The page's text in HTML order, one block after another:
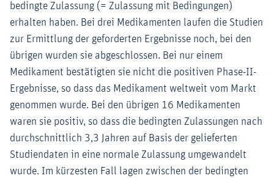
bedingte Zulassung (= Zulassung mit Bedingungen)
erhalten haben. Bei drei Medikamenten laufen die Studien
zur Ermittlung der geforderten Ergebnisse noch, bei den
übrigen wurden sie abgeschlossen. Bei nur einem
Medikament bestätigten sie nicht die positiven Phase-II-
Ergebnisse, so dass das Medikament weltweit vom Markt
genommen wurde. Bei den übrigen 16 Medikamenten
waren sie positiv, so dass die bedingten Zulassungen nach
durchschnittlich 3,3 Jahren auf Basis der gelieferten
Studiendaten in eine normale Zulassung umgewandelt
wurde. Im kürzesten Fall lagen zwischen der bedingten